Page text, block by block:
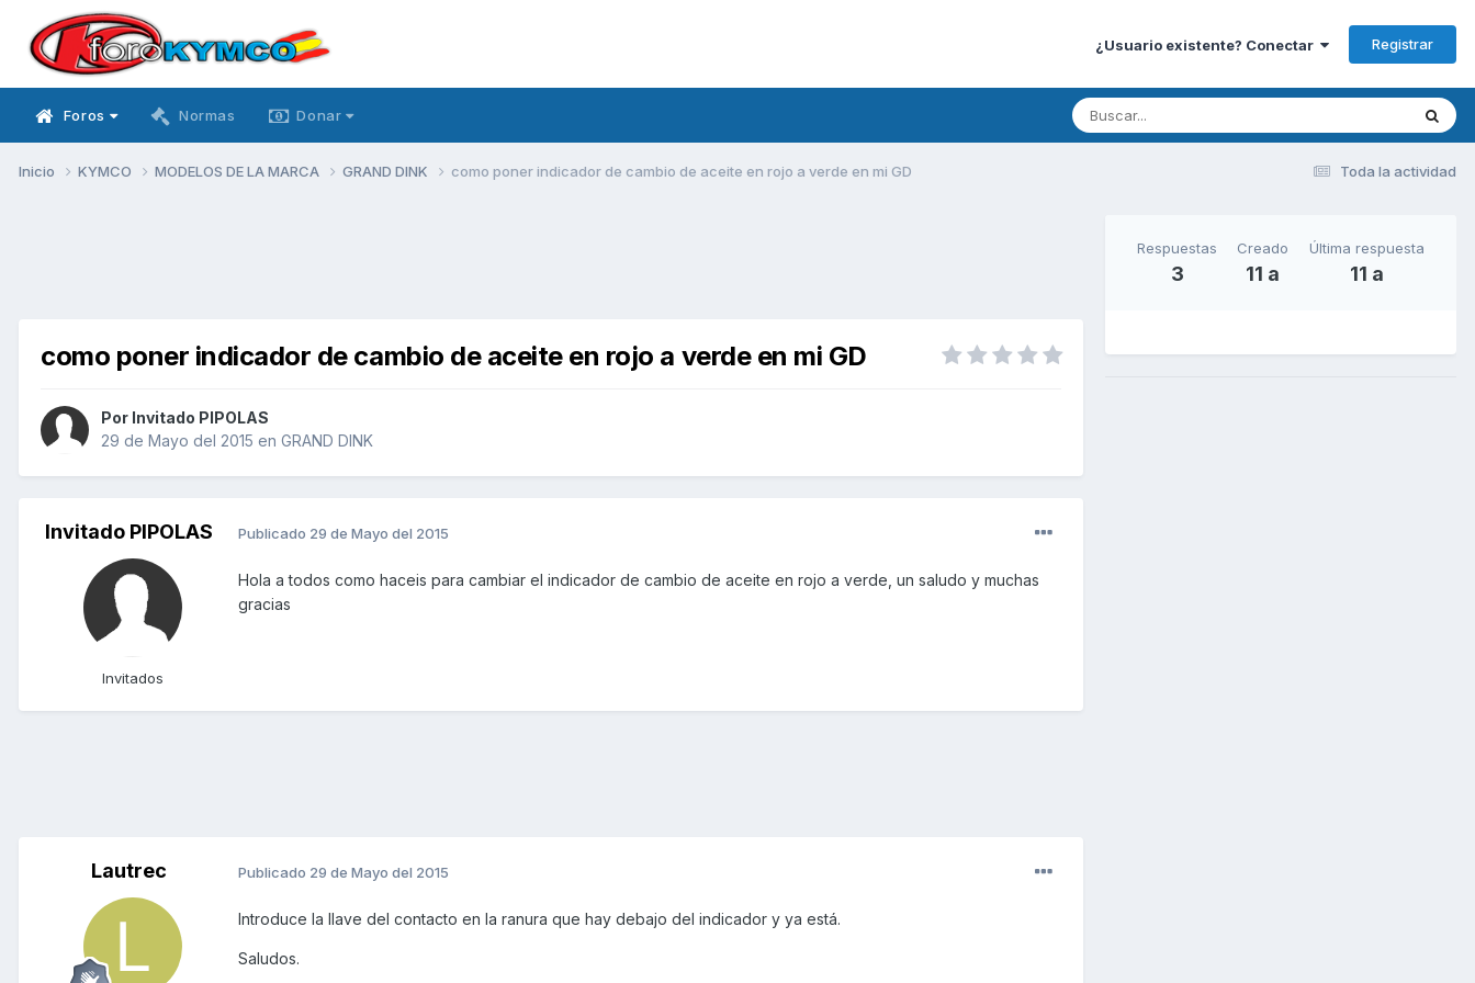
¿Usuario existente? Conectar Registrar
Foros Normas Donar
Toda la actividad
Inicio KYMCO MODELOS DE LA MARCA GRAND DINK como poner indicador de cambio de aceite en rojo a verde en mi GD
como poner indicador de cambio de aceite en rojo a verde en mi GD
Por Invitado PIPOLAS
29 de Mayo del 2015 en GRAND DINK
Invitado PIPOLAS
Invitados
Publicado 29 de Mayo del 2015
Hola a todos como haceis para cambiar el indicador de cambio de aceite en rojo a verde, un saludo y muchas
gracias
Lautrec Publicado 29 de Mayo del 2015
Introduce la llave del contacto en la ranura que hay debajo del indicador y ya está.
Saludos.
Respuestas
3
Creado
11 a
Última respuesta
11 a